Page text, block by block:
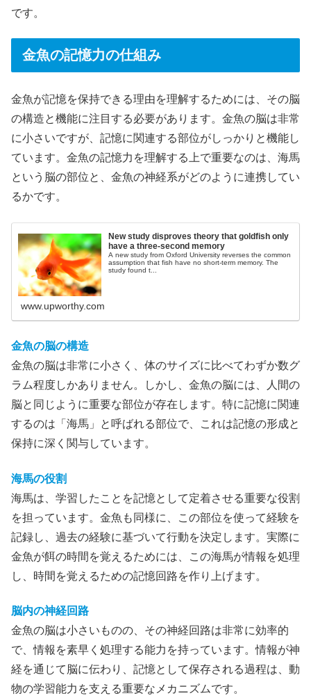
です。
金魚の記憶力の仕組み
金魚が記憶を保持できる理由を理解するためには、その脳
の構造と機能に注目する必要があります。金魚の脳は非常
に小さいですが、記憶に関連する部位がしっかりと機能し
ています。金魚の記憶力を理解する上で重要なのは、海馬
という脳の部位と、金魚の神経系がどのように連携してい
るかです。
New study disproves theory that goldfish only
have a three-second memory
A new study from Oxford University reverses the common
assumption that fish have no short-term memory. The
study found t...
www.upworthy.com
金魚の脳の構造
金魚の脳は非常に小さく、体のサイズに比べてわずか数グ
ラム程度しかありません。しかし、金魚の脳には、人間の
脳と同じように重要な部位が存在します。特に記憶に関連
するのは「海馬」と呼ばれる部位で、これは記憶の形成と
保持に深く関与しています。
海馬の役割
海馬は、学習したことを記憶として定着させる重要な役割
を担っています。金魚も同様に、この部位を使って経験を
記録し、過去の経験に基づいて行動を決定します。実際に
金魚が餌の時間を覚えるためには、この海馬が情報を処理
し、時間を覚えるための記憶回路を作り上げます。
脳内の神経回路
金魚の脳は小さいものの、その神経回路は非常に効率的
で、情報を素早く処理する能力を持っています。情報が神
経を通じて脳に伝わり、記憶として保存される過程は、動
物の学習能力を支える重要なメカニズムです。